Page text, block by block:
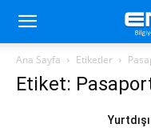
Ana Sayfa Etiketler
Etiket: Pasaport